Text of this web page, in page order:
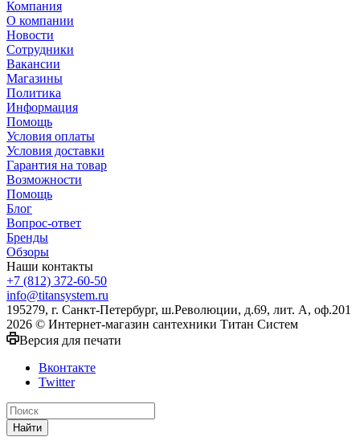
Компания
О компании
Новости
Сотрудники
Вакансии
Магазины
Политика
Информация
Помощь
Условия оплаты
Условия доставки
Гарантия на товар
Возможности
Помощь
Блог
Вопрос-ответ
Бренды
Обзоры
Наши контакты
+7 (812) 372-60-50
info@titansystem.ru
195279, г. Санкт-Петербург, ш.Революции, д.69, лит. А, оф.201
2026 © Интернет-магазин сантехники Титан Систем
Версия для печати
Вконтакте
Twitter
Найти